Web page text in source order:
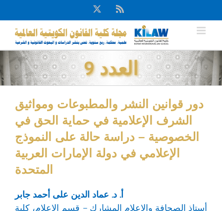
to
content
Rss
X
العدد 9
دور قوانين النشر والمطبوعات ومواثيق
الشرف الإعلامية في حماية الحق في
الخصوصية – دراسة حالة على النموذج
الإعلامي في دولة الإمارات العربية
المتحدة
أ. د. عماد الدين على أحمد جابر
أستاذ الصحافة والإعلام المشارك – قسم الإعلام، كلية